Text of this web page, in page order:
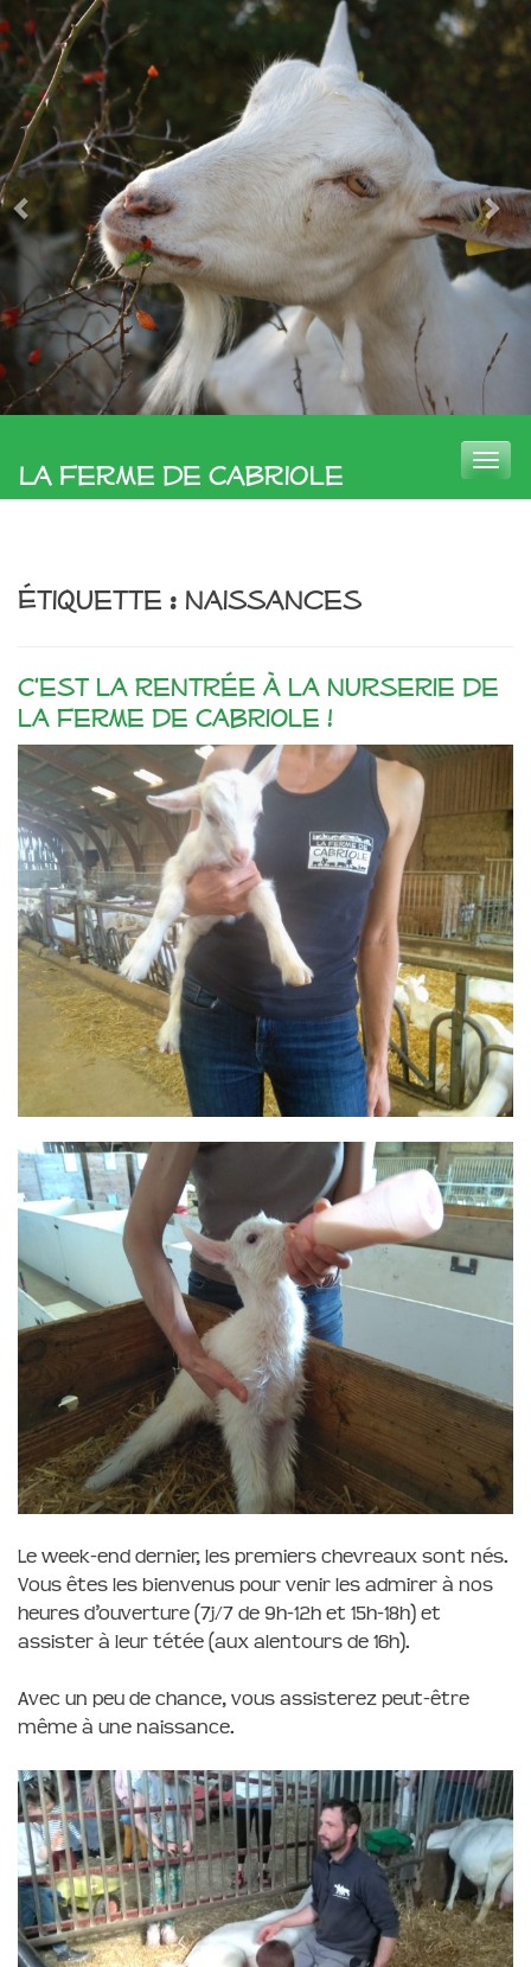
La Ferme de Cabriole
Toggle
Étiquette : naissances
C’est la rentrée à la nurserie de
la Ferme de Cabriole !
Le week-end dernier, les premiers chevreaux sont nés.
Vous êtes les bienvenus pour venir les admirer à nos
heures d’ouverture (7j/7 de 9h-12h et 15h-18h) et
assister à leur tétée (aux alentours de 16h).
Avec un peu de chance, vous assisterez peut-être
même à une naissance.